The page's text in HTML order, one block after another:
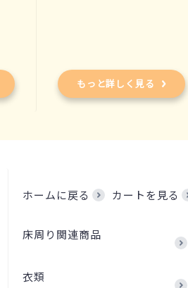
もっと詳しく見る
ホームに戻る カートを見る
床周り関連商品
衣類